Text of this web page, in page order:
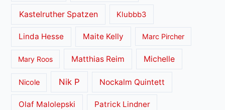
Kastelruther Spatzen Klubbb3
Linda Hesse Maite Kelly Marc Pircher
Mary Roos Matthias Reim Michelle
Nicole Nik P Nockalm Quintett
Olaf Malolepski Patrick Lindner